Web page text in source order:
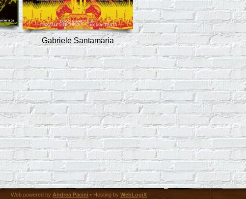
Gabriele Santamaria
Web powered by Andrea Pacini • Hosting by WebLogiX